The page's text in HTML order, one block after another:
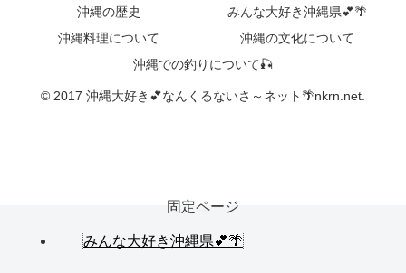
沖縄の歴史
みんな大好き沖縄県💕🌴
沖縄料理について
沖縄の文化について
沖縄での釣りについて🎣
© 2017 沖縄大好き💕なんくるないさ～ネット🌴nkrn.net.
固定ページ
みんな大好き沖縄県💕🌴